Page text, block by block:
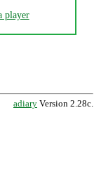
player
adiary Version 2.28c.